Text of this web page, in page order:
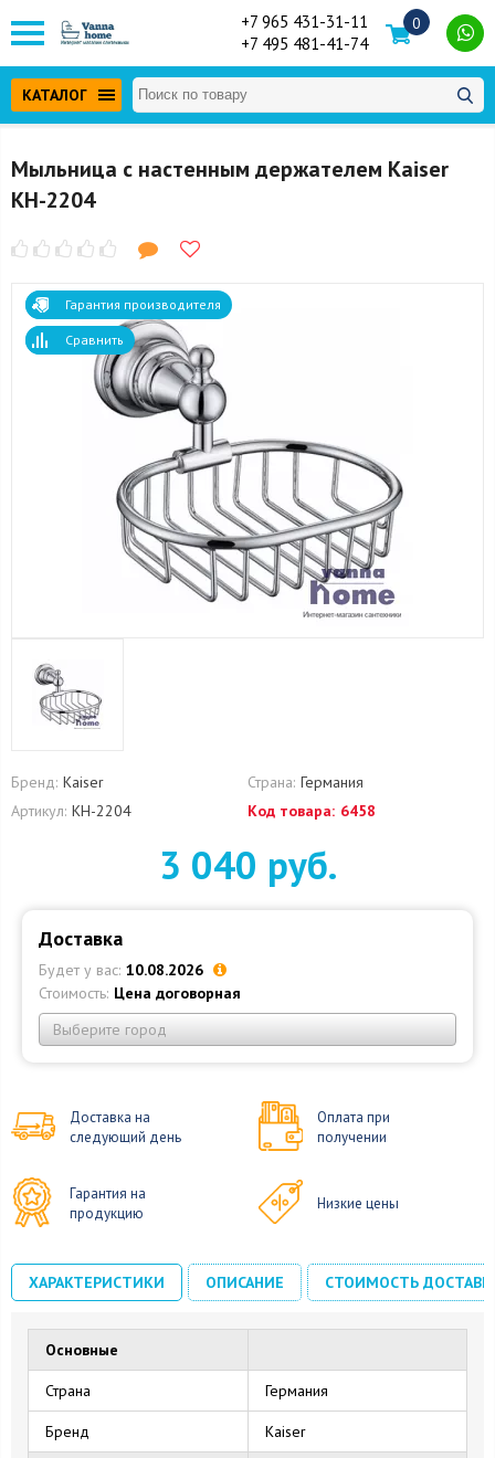
+7 965 431-31-11
+7 495 481-41-74
0
КАТАЛОГ
Мыльница с настенным держателем Kaiser
KH-2204
Гарантия производителя
Сравнить
Бренд: Kaiser Страна: Германия
Артикул: KH-2204 Код товара: 6458
3 040 руб.
Доставка
Будет у вас: 10.08.2026
Стоимость: Цена договорная
Выберите город
Доставка на
следующий день
Оплата при
получении
Гарантия на
продукцию
Низкие цены
ХАРАКТЕРИСТИКИ ОПИСАНИЕ СТОИМОСТЬ
Основные
Страна Германия
Бренд Kaiser